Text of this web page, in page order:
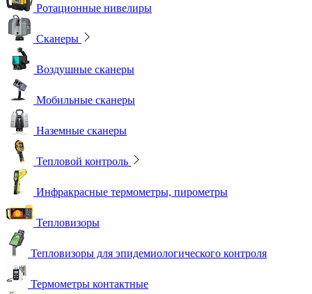
Ротационные нивелиры
Сканеры
Воздушные сканеры
Мобильные сканеры
Наземные сканеры
Тепловой контроль
Инфракрасные термометры, пирометры
Тепловизоры
Тепловизоры для эпидемиологического контроля
Термометры контактные